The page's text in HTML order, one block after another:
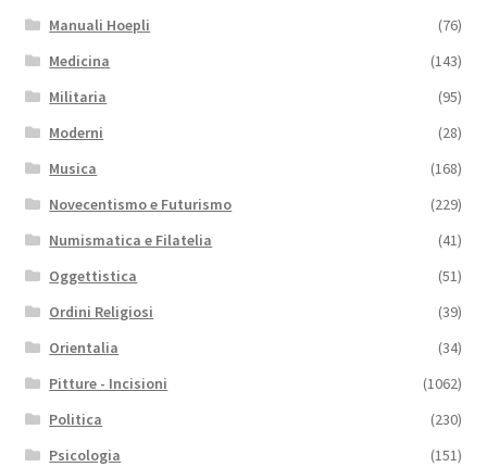
Manuali Hoepli
(76)
Medicina
(143)
Militaria
(95)
Moderni
(28)
Musica
(168)
Novecentismo e Futurismo
(229)
Numismatica e Filatelia
(41)
Oggettistica
(51)
Ordini Religiosi
(39)
Orientalia
(34)
Pitture - Incisioni
(1062)
Politica
(230)
Psicologia
(151)